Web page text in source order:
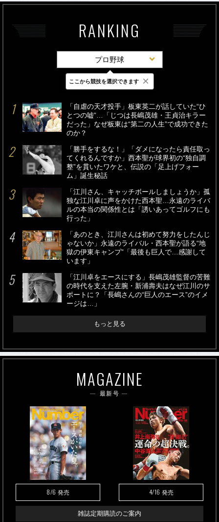
RANKING
プロ野球
最新 24時間 週間
「自虐の天才投手」板東英二が話していた“ひ
とつの嘘”…「じつは長嶋茂雄・王貞治キラー
だった」なぜ板東は“第二の人生”で成功できた
のか？
「勝手をするな！」「ダメになったら責任取っ
てくれるんですか」西本聖が球界初の“独自調
整”を貫いたワケと、伝説の「足上げフォー
ム」誕生秘話
「江川さん、キャッチボールしましょうか」孤
独な江川卓に声をかけた西本聖…永遠のライバ
ルの本当の関係性とは「誘いあってゴルフにも
行った」
「あのとき、江川さんは初めて努力をしたんじ
ゃないか」永遠のライバル・西本聖が語る“地
獄の伊東キャンプ”「最後も巨人で…感謝して
います」
「江川卓をエースにする」長嶋茂雄監督の苦難
の時代を支えた左腕・新浦壽夫はなぜ江川のサ
ポートに？「長嶋さんの“巨人のエース”のイメ
ージは…」
もっと見る
MAGAZINE
最新号
8/6 発売 4/16 発売
雑誌定期購読のご案内
ここから競技を選択できます ×